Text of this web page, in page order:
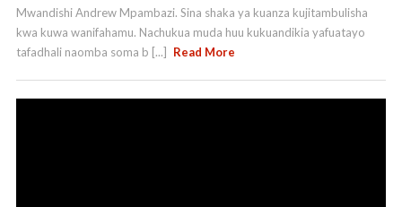
Mwandishi Andrew Mpambazi. Sina shaka ya kuanza kujitambulisha
kwa kuwa wanifahamu. Nachukua muda huu kukuandikia yafuatayo
tafadhali naomba soma b [...] Read More